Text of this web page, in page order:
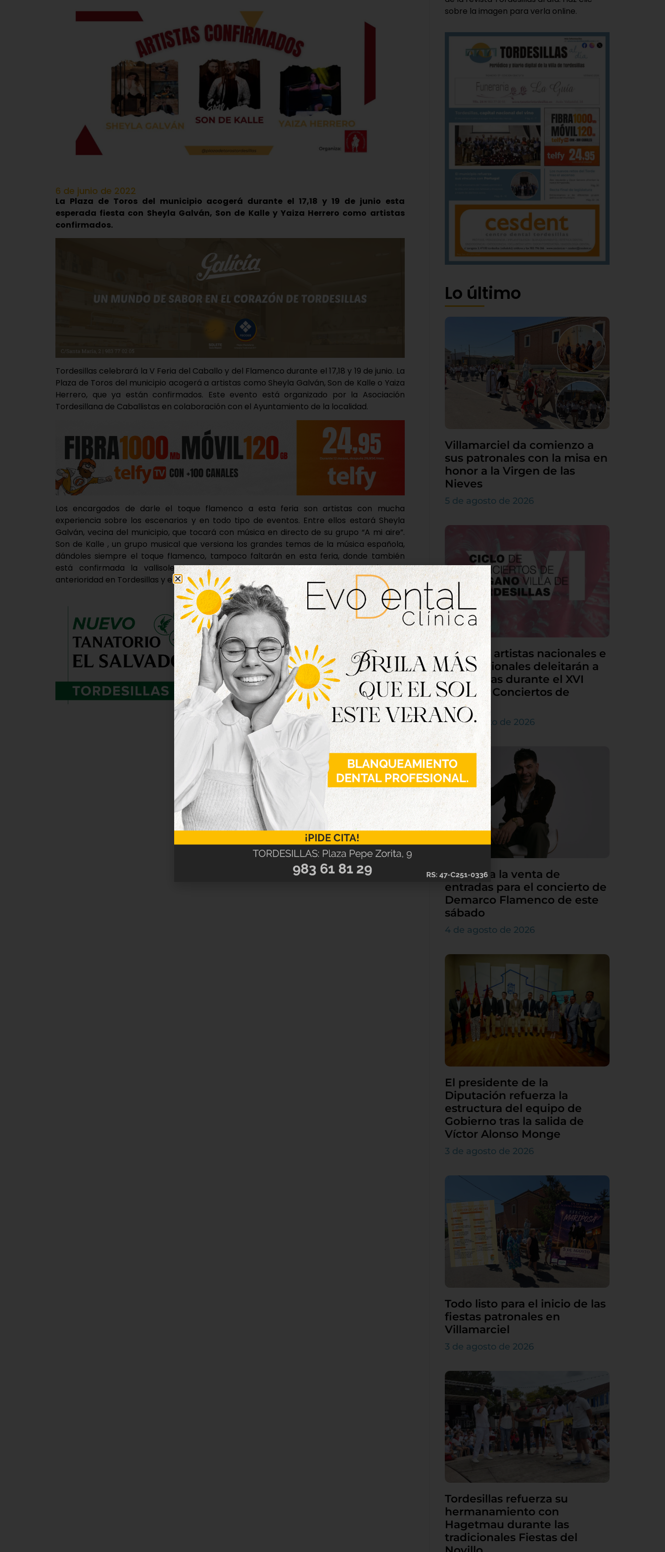
6 de junio de 2022
La Plaza de Toros del municipio acogerá durante el 17,18 y 19 de junio esta
esperada fiesta con Sheyla Galván, Son de Kalle y Yaiza Herrero como artistas
confirmados.
Tordesillas celebrará la V Feria del Caballo y del Flamenco durante el 17,18 y 19 de junio. La
Plaza de Toros del municipio acogerá a artistas como Sheyla Galván, Son de Kalle o Yaiza
Herrero, que ya están confirmados. Este evento está organizado por la Asociación
Tordesillana de Caballistas en colaboración con el Ayuntamiento de la localidad.
Los encargados de darle el toque flamenco a esta feria son artistas con mucha
experiencia sobre los escenarios y en todo tipo de eventos. Entre ellos estará Sheyla
Galván, vecina del municipio, que tocará con música en directo de su grupo “A mi aire”.
Son de Kalle , un grupo musical que versiona los grandes temas de la música española,
dándoles siempre el toque flamenco, tampoco faltarán en esta feria, donde también
está confirmada la vallisoletana Yaiza Herrero. Esta artista ya ha actuado con
anterioridad en Tordesillas y en muchas localidades de la provincia.
sobre la imagen para verla online.
Lo último
Villamarciel da comienzo a
sus patronales con la misa en
honor a la Virgen de las
Nieves
5 de agosto de 2026
Grandes artistas nacionales e
internacionales deleitarán a
Tordesillas durante el XVI
Ciclo de Conciertos de
Órgano
4 de agosto de 2026
Continúa la venta de
entradas para el concierto de
Demarco Flamenco de este
sábado
4 de agosto de 2026
El presidente de la
Diputación refuerza la
estructura del equipo de
Gobierno tras la salida de
Víctor Alonso Monge
3 de agosto de 2026
Todo listo para el inicio de las
fiestas patronales en
Villamarciel
3 de agosto de 2026
Tordesillas refuerza su
hermanamiento con
Hagetmau durante las
tradicionales Fiestas del